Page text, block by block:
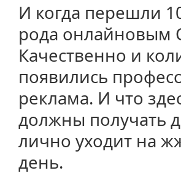
И когда перешли
рода онлайновым
Качественно и
появились
реклама. И что
должны получать
лично уходит на
день.